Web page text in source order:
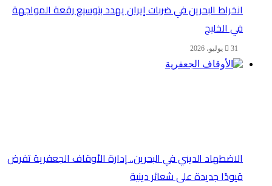
انخراط البحرين في ضربات إيران يهدد بتوسيع رقعة المواجهة
في الخليج
31 يوليو، 2026
الاضطهاد الديني في البحرين.. إدارة الأوقاف الجعفرية تفرض
قيودًا جديدة على شعائر دينية